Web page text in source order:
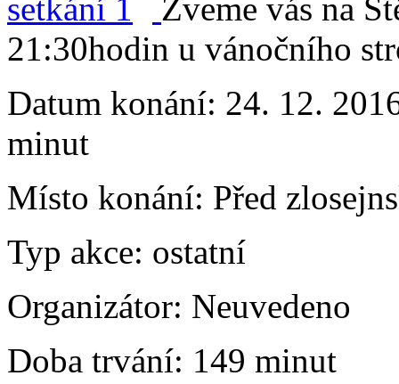
Zveme vás na
21:30hodin u vánočního
Datum konání: 24. 12.
minut
Místo konání: Před
Typ akce: ostatní
Organizátor: Neuvedeno
Doba trvání: 149 minut